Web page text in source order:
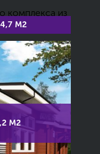
М2
М2